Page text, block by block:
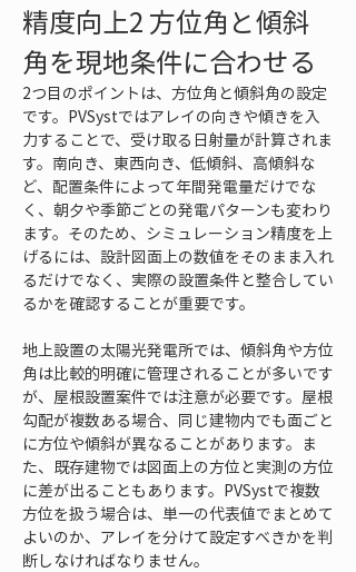
精度向上2 方位角と傾斜
角を現地条件に合わせる
2つ目のポイントは、方位角と傾斜角の設定
です。PVSystではアレイの向きや傾きを入
力することで、受け取る日射量が計算されま
す。南向き、東西向き、低傾斜、高傾斜な
ど、配置条件によって年間発電量だけでな
く、朝夕や季節ごとの発電パターンも変わり
ます。そのため、シミュレーション精度を上
げるには、設計図面上の数値をそのまま入れ
るだけでなく、実際の設置条件と整合してい
るかを確認することが重要です。
地上設置の太陽光発電所では、傾斜角や方位
角は比較的明確に管理されることが多いです
が、屋根設置案件では注意が必要です。屋根
勾配が複数ある場合、同じ建物内でも面ごと
に方位や傾斜が異なることがあります。ま
た、既存建物では図面上の方位と実測の方位
に差が出ることもあります。PVSystで複数
方位を扱う場合は、単一の代表値でまとめて
よいのか、アレイを分けて設定すべきかを判
断しなければなりません。